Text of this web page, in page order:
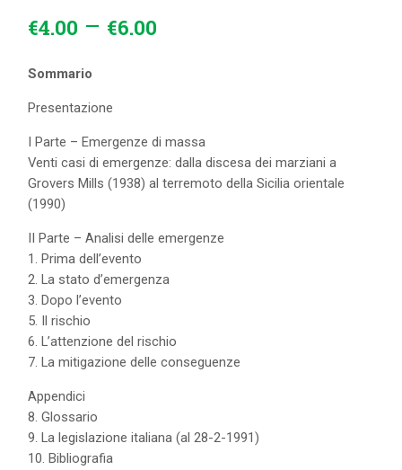
€4.00 – €6.00
Sommario
Presentazione
I Parte – Emergenze di massa
Venti casi di emergenze: dalla discesa dei marziani a
Grovers Mills (1938) al terremoto della Sicilia orientale
(1990)
II Parte – Analisi delle emergenze
1. Prima dell’evento
2. La stato d’emergenza
3. Dopo l’evento
5. Il rischio
6. L’attenzione del rischio
7. La mitigazione delle conseguenze
Appendici
8. Glossario
9. La legislazione italiana (al 28-2-1991)
10. Bibliografia